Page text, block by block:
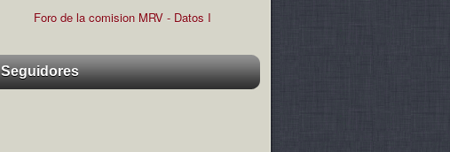
Foro de la comision MRV - Datos I
Seguidores